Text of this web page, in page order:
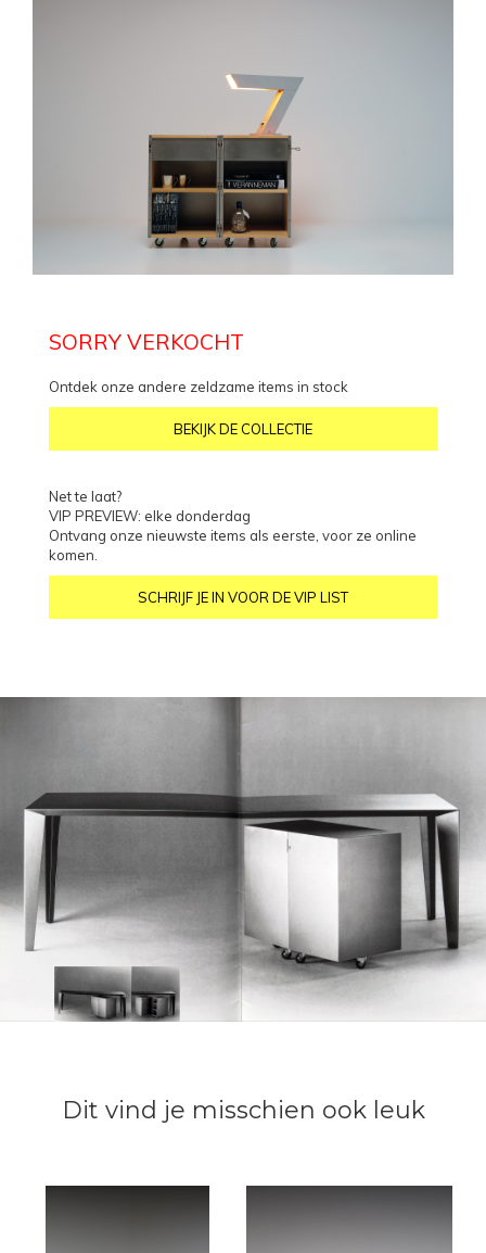
SORRY VERKOCHT
Ontdek onze andere zeldzame items in stock
BEKIJK DE COLLECTIE
Net te laat?
VIP PREVIEW: elke donderdag
Ontvang onze nieuwste items als eerste, voor ze online
komen.
SCHRIJF JE IN VOOR DE VIP LIST
Dit vind je misschien ook leuk